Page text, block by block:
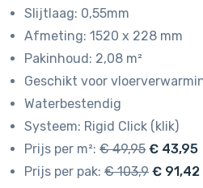
€ 49,95.€ 43,95.
Slijtlaag: 0,55mm
Afmeting: 1520 x 228 mm
Pakinhoud: 2,08 m²
Geschikt voor
Waterbestendig
Systeem: Rigid Click (klik)
Prijs per m²: € 49,95 € 43,95
Prijs per pak: € 103,9 € 91,42